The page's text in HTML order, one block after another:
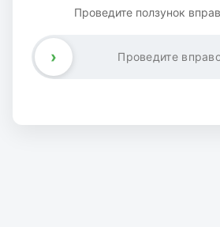
Проведите ползунок
Проведите
›